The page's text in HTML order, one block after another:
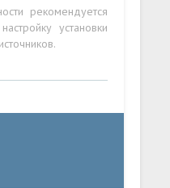
рекомендуется
установки